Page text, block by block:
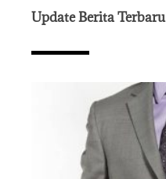
Update Berita Terbaru